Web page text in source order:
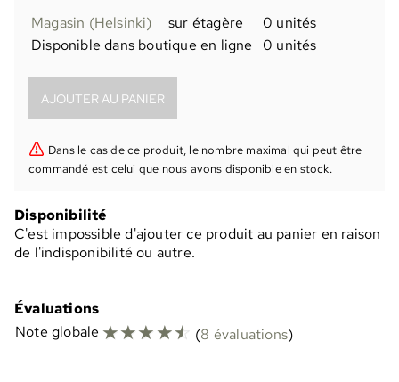
Magasin (Helsinki) sur étagère
0 unités
Disponible dans boutique en ligne
0 unités
Dans le cas de ce produit, le nombre maximal qui peut être
commandé est celui que nous avons disponible en stock.
Disponibilité
C'est impossible d'ajouter ce produit au panier en raison
de l'indisponibilité ou autre.
Évaluations
Note globale ☆☆☆☆☆ (8 évaluations)